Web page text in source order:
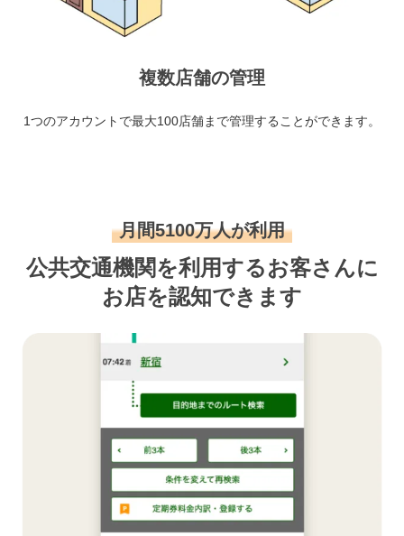
複数店舗の管理
1つのアカウントで最大100店舗まで管理することができます。
月間5100万人が利用
公共交通機関を利用するお客さんに
お店を認知できます